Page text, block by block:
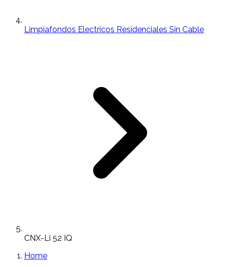
Limpiafondos Electricos Residenciales Sin Cable
CNX-Li 52 IQ
Home